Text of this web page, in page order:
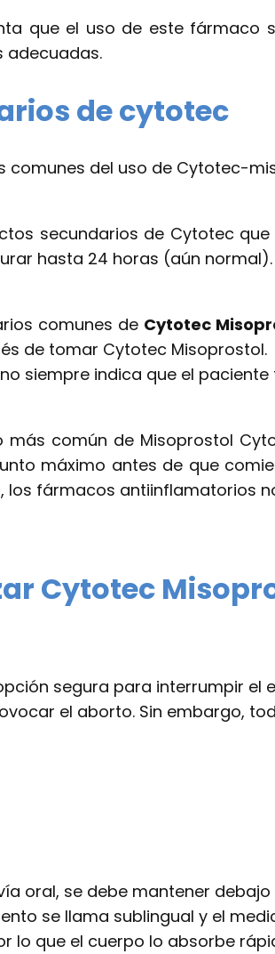
que el uso de este fármaco
adecuadas.
de cytotec
comunes del uso de Cytotec-
secundarios de Cytotec
hasta 24 horas (aún normal).
comunes de Cytotec
de tomar Cytotec Misoprostol.
siempre indica que el
más común de Misoprostol
máximo antes de que
los fármacos antiinflamatorios
Cytotec
segura para interrumpir el
el aborto. Sin embargo,
oral, se debe mantener
se llama sublingual y el
lo que el cuerpo lo absorbe